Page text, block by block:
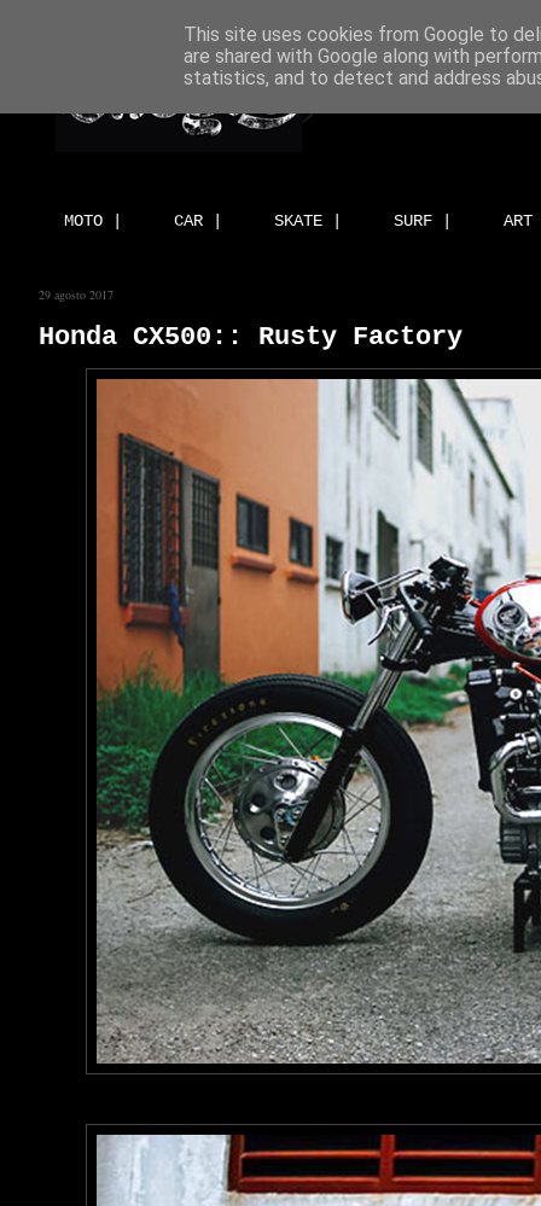
MOTO | CAR | SKATE | SURF |
29 agosto 2017
Honda CX500:: Rusty Factory
This site uses cookies from Google to
are shared with Google along with
statistics, and to detect and address